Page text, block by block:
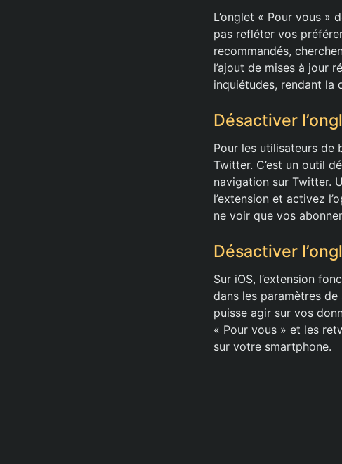
L’onglet « Pour vous
pas refléter vos
recommandés,
l’ajout de mises à jour
inquiétudes, rendant la
Désactiver
Pour les utilisateurs de
Twitter. C’est un outil
navigation sur Twitter.
l’extension et activez
ne voir que vos
Désactiver
Sur iOS, l’extension
dans les paramètres de
puisse agir sur vos
« Pour vous » et les
sur votre smartphone.